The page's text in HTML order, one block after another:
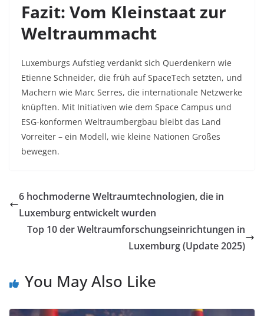
Fazit: Vom Kleinstaat zur
Weltraummacht
Luxemburgs Aufstieg verdankt sich Querdenkern wie
Etienne Schneider, die früh auf SpaceTech setzten, und
Machern wie Marc Serres, die internationale Netzwerke
knüpften. Mit Initiativen wie dem Space Campus und
ESG-konformen Weltraumbergbau bleibt das Land
Vorreiter – ein Modell, wie kleine Nationen Großes
bewegen.
6 hochmoderne Weltraumtechnologien, die in
Luxemburg entwickelt wurden
Top 10 der Weltraumforschungseinrichtungen in
Luxemburg (Update 2025)
You May Also Like